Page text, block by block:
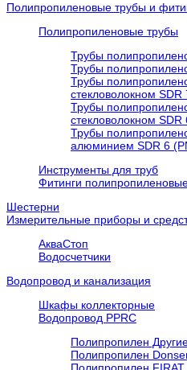
Полипропиленовые трубы и
Полипропиленовые трубы
Трубы
Трубы
Трубы
стекловолокном
Трубы
стекловолокном
Трубы
алюминием SDR 6
Инструменты для труб
Фитинги
Шестерни
Измерительные приборы и
АкваСтоп
Водосчетчики
Водопровод и канализация
Шкафы коллекторные
Водопровод PPRC
Полипропилен
Полипропилен